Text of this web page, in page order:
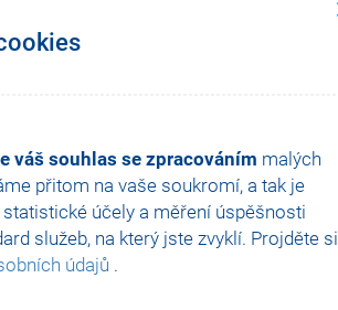
váš souhlas se zpracováním malých
přitom na vaše soukromí, a tak je
účely a měření úspěšnosti
služeb, na který jste zvyklí. Projděte si
údajů .